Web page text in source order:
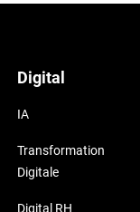
Digital
IA
Transformation
Digitale
Digital RH